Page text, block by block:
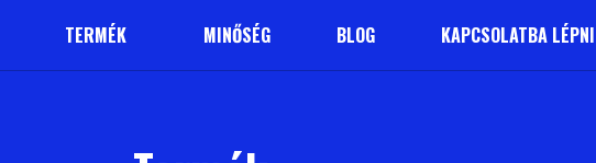
TERMÉK MINŐSÉG BLOG KAPCSOLATBA LÉPNI